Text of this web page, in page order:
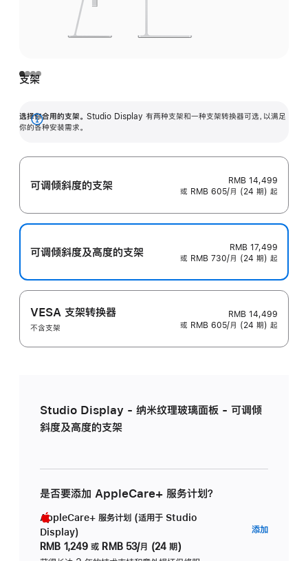
支架
选择你合用的支架。 Studio Display 有两种支架和一种支架转换器可选，以满足
你的各种安装需求。
展
可调倾斜度的支架
RMB 14,499
或 RMB 605/月 (24 期) 起
可调倾斜度及高‍度的支‍架
RMB 17,499
或 RMB 730/月 (24 期) 起
VESA 支架转换器
不含支架
RMB 14,499
或 RMB 605/月 (24 期) 起
Studio Display - 纳米纹理玻璃面板 - 可调倾
斜度及高度的支架
是否要添加 AppleCare+ 服务计划？
AppleCare+ 服务计划 (适用于 Studio
Display)
RMB 1,249 或 RMB 53/月 (24 期)
添加